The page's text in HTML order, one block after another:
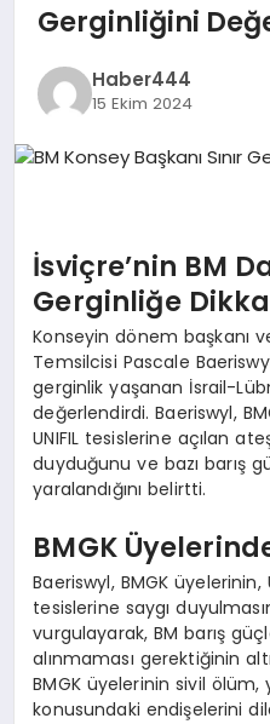
EKONOMI
SPOR
TEKNOLOJI
EGITIM
YAŞAM
Gerginliğini
Haber444
15 Ekim 2024
İsviçre’nin BM
Gerginliğe
Konseyin dönem başkanı
Temsilcisi Pascale
gerginlik yaşanan İsrail-
değerlendirdi. Baeriswyl,
UNIFIL tesislerine açılan
duyduğunu ve bazı barış
yaralandığını belirtti.
BMGK
Baeriswyl, BMGK üyelerinin,
tesislerine saygı
vurgulayarak, BM barış
alınmaması gerektiğinin
BMGK üyelerinin sivil ölüm,
konusundaki endişelerini